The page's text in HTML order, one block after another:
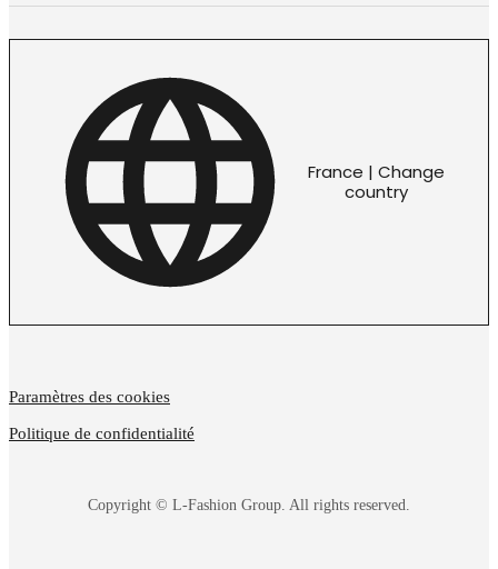
France | Change
country
Copyright © L-Fashion Group. All rights reserved.
Paramètres des cookies
Politique de confidentialité